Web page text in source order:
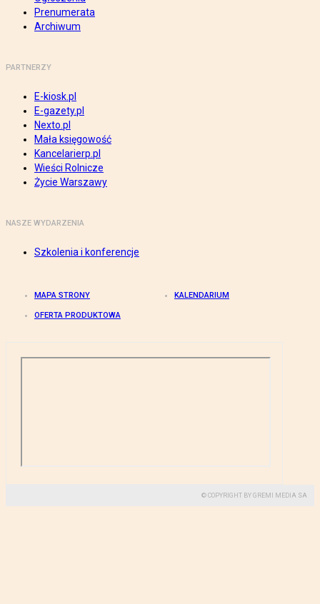
Prenumerata
Archiwum
PARTNERZY
E-kiosk.pl
E-gazety.pl
Nexto.pl
Mała księgowość
Kancelarierp.pl
Wieści Rolnicze
Życie Warszawy
NASZE WYDARZENIA
Szkolenia i konferencje
MAPA STRONY KALENDARIUM
OFERTA PRODUKTOWA
© COPYRIGHT BY GREMI MEDIA SA